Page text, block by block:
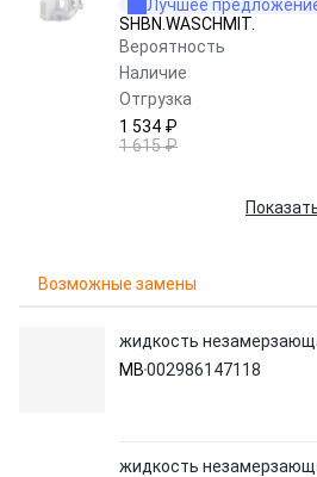
Лучшее
SHBN.WASCHMIT.
Вероятность
Наличие
Отгрузка
1 534 ₽
1 615 ₽
Возможные замены
жидкость
MB002986147118
жидкость